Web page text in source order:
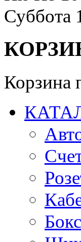
Суббота
Корзина